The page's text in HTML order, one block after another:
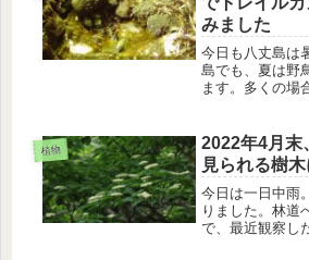
くの...
みました
今日も八丈島は
島でも、夏は野
ます。多くの場
ラを仕掛けてみ
に野鳥が来てい
植物
2022年4月末
見られる樹
今日は一日中雨
りました。林道
で、最近観察し